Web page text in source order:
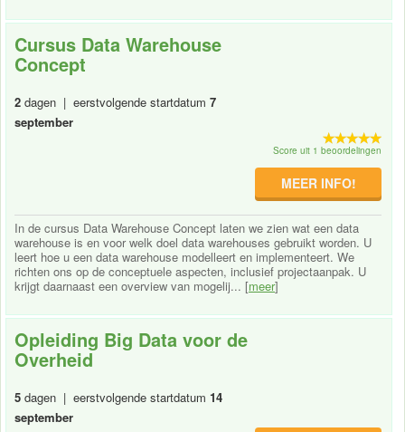
Cursus Data Warehouse
Concept
2 dagen | eerstvolgende startdatum 7
september
Score uit 1 beoordelingen
MEER INFO!
In de cursus Data Warehouse Concept laten we zien wat een data
warehouse is en voor welk doel data warehouses gebruikt worden. U
leert hoe u een data warehouse modelleert en implementeert. We
richten ons op de conceptuele aspecten, inclusief projectaanpak. U
krijgt daarnaast een overview van mogelij... [meer]
Opleiding Big Data voor de
Overheid
5 dagen | eerstvolgende startdatum 14
september